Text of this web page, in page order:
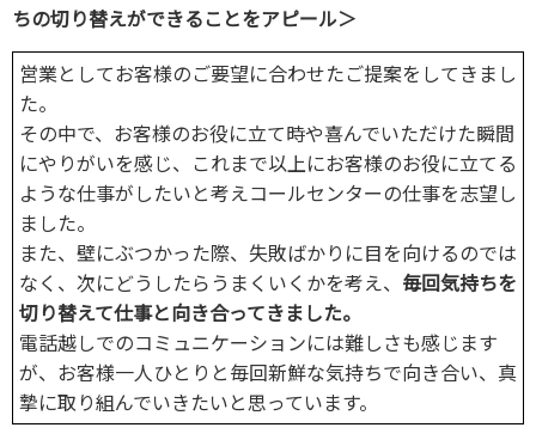
ちの切り替えができることをアピール＞
営業としてお客様のご要望に合わせたご提案をしてきまし
た。
その中で、お客様のお役に立て時や喜んでいただけた瞬間
にやりがいを感じ、これまで以上にお客様のお役に立てる
ような仕事がしたいと考えコールセンターの仕事を志望し
ました。
また、壁にぶつかった際、失敗ばかりに目を向けるのでは
なく、次にどうしたらうまくいくかを考え、 毎回気持ちを
切り替えて仕事と向き合ってきました。
電話越しでのコミュニケーションには難しさも感じます
が、お客様一人ひとりと毎回新鮮な気持ちで向き合い、真
摯に取り組んでいきたいと思っています。